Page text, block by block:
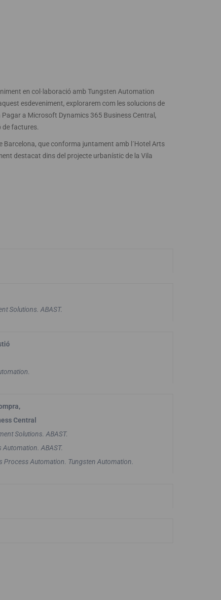
en col·laboració amb Tungsten Automation
esdeveniment, explorarem com les solucions de
a Microsoft Dynamics 365 Business Central,
de factures.
Barcelona, ​​que conforma juntament amb l´Hotel Arts
destacat dins del projecte urbanístic de la Vila
Solutions. ABAST.
Central
Solutions. ABAST.
ABAST.
Process Automation. Tungsten Automation.